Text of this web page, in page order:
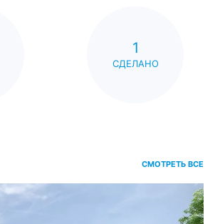
1
СДЕЛАНО
СМОТРЕТЬ ВСЕ